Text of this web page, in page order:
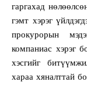
гаргахад
гэмт хэрэг
прокурорын
компаниас хэрэг
хэсгийг
хараа хяналттай